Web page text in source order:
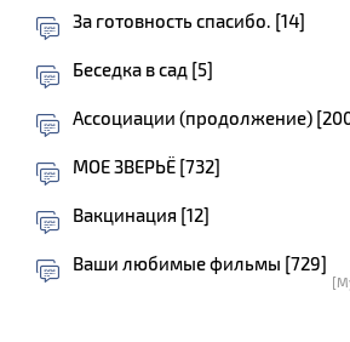
За готовность спасибо. [14]
Беседка в сад [5]
Ассоциации (продолжение)
МОЕ ЗВЕРЬЁ [732]
Вакцинация [12]
Ваши любимые фильмы [729]